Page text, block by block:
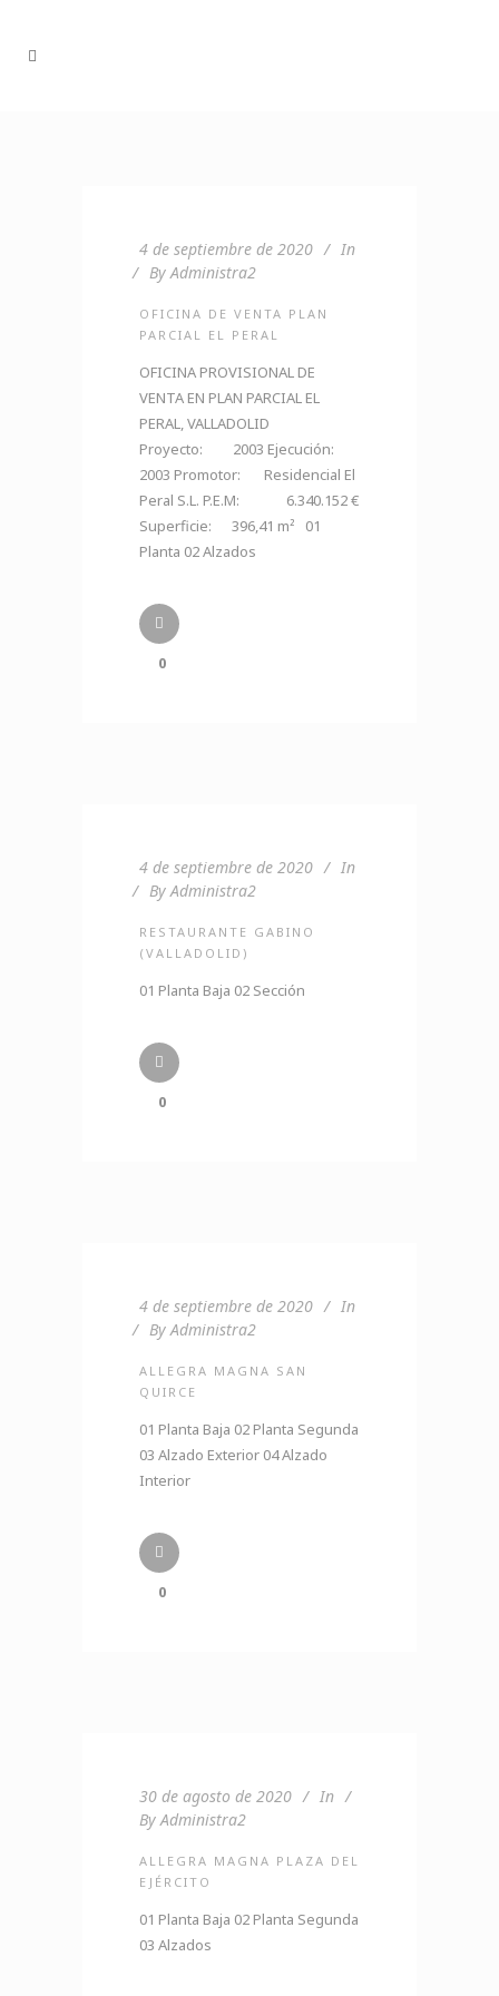
4 de septiembre de 2020
In
By Administra2
OFICINA DE VENTA PLAN
PARCIAL EL PERAL
OFICINA PROVISIONAL DE
VENTA EN PLAN PARCIAL EL
PERAL, VALLADOLID
Proyecto: 2003 Ejecución:
2003 Promotor: Residencial El
Peral S.L. P.E.M: 6.340.152 €
Superficie: 396,41 m² 01
Planta 02 Alzados
0
4 de septiembre de 2020
In
By Administra2
RESTAURANTE GABINO
(VALLADOLID)
01 Planta Baja 02 Sección
0
4 de septiembre de 2020
In
By Administra2
ALLEGRA MAGNA SAN
QUIRCE
01 Planta Baja 02 Planta Segunda
03 Alzado Exterior 04 Alzado
Interior
0
30 de agosto de 2020
In
By Administra2
ALLEGRA MAGNA PLAZA DEL
EJÉRCITO
01 Planta Baja 02 Planta Segunda
03 Alzados